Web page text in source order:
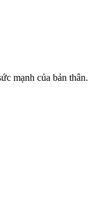
mạnh của bản thân.